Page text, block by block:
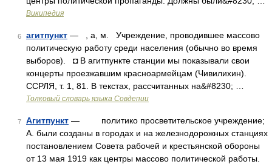
Википедия
6 агитпункт — , а, м. Учреждение, проводившее массово
политическую работу среди населения (обычно во время
выборов). ◘ В агитпункте станции мы показывали свои
концерты проезжавшим красноармейцам (Чивилихин).
ССРЛЯ, т. 1, 81. В текстах, рассчитанных на&#8230; …
Толковый словарь языка Совдепии
7 Агитпункт — политико просветительское учреждение;
А. были созданы в городах и на железнодорожных станциях
постановлением Совета рабочей и крестьянской обороны
от 13 мая 1919 как центры массово политической работы.